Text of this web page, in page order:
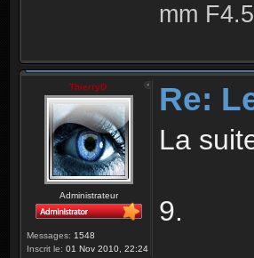
mm
ThierryD
Administrateur
Messages: 1548
Inscrit le: 01 Nov 2010, 22:24
Re:
La
9.